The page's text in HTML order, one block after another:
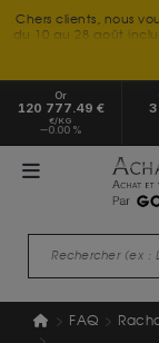
Chers clients, nous
du 10 au 28 août
à votre
vendredi, de
Nous vous
Or
120 777.49 €
€/KG
0.00 %
FAQ